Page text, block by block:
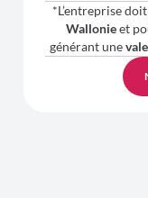
*L’entreprise
Wallonieet
générant une